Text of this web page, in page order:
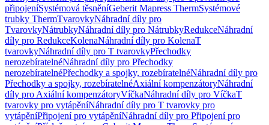
připojeníSystémová těsněníGeberit Mapress ThermSystémové
trubky ThermTvarovkyNáhradní díly pro
TvarovkyNátrubkyNáhradní díly pro NátrubkyRedukceNáhradní
díly pro RedukceKolenaNáhradní díly pro KolenaT
tvarovkyNáhradní díly pro T tvarovkyPřechodky
nerozebíratelnéNáhradní díly pro Přechodky
nerozebíratelnéPřechodky a spojky, rozebíratelnéNáhradní díly pro
Přechodky a spojky, rozebíratelnéAxiální kompenzátoryNáhradní
díly pro Axiální kompenzátoryVíčkaNáhradní díly pro VíčkaT
tvarovky pro vytápěníNáhradní díly pro T tvarovky pro
vytápěníPřipojení pro vytápěníNáhradní díly pro Připojení pro